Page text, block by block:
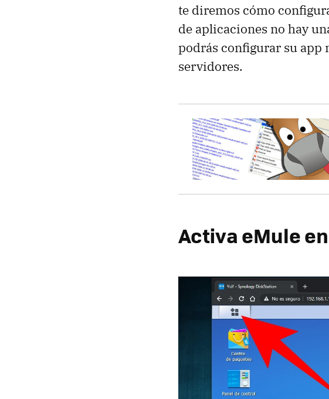
te diremos cómo
de aplicaciones no hay
podrás configurar su app
servidores.
Activa eMule